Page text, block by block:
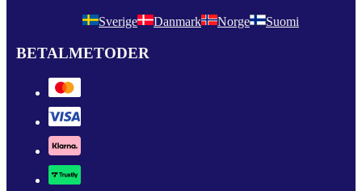
Sverige Danmark Norge Suomi
BETALMETODER